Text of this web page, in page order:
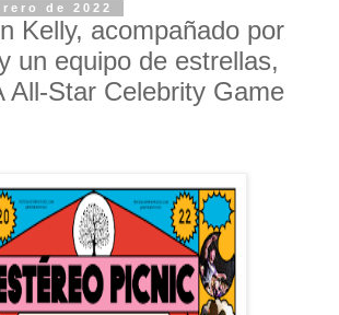
de 2022
Kelly, acompañado por
un equipo de estrellas,
All-Star Celebrity Game